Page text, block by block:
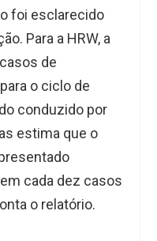
foi esclarecido
Para a HRW, a
de
o ciclo de
conduzido por
estima que o
cada dez casos
o relatório.